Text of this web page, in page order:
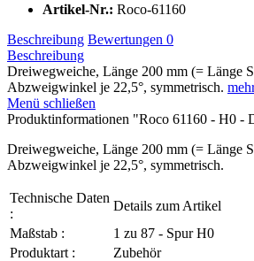
Artikel-Nr.: Roco-61160
Beschreibung Bewertungen 0
Beschreibung
Dreiwegweiche, Länge 200 mm (= Länge
Abzweigwinkel je 22,5°, symmetrisch.
Menü schließen
Produktinformationen "Roco 61160 - H0 -
Dreiwegweiche, Länge 200 mm (= Länge
Abzweigwinkel je 22,5°, symmetrisch.
Technische Daten
:
Details zum Artikel
Maßstab :
1 zu 87 - Spur H0
Produktart :
Zubehör